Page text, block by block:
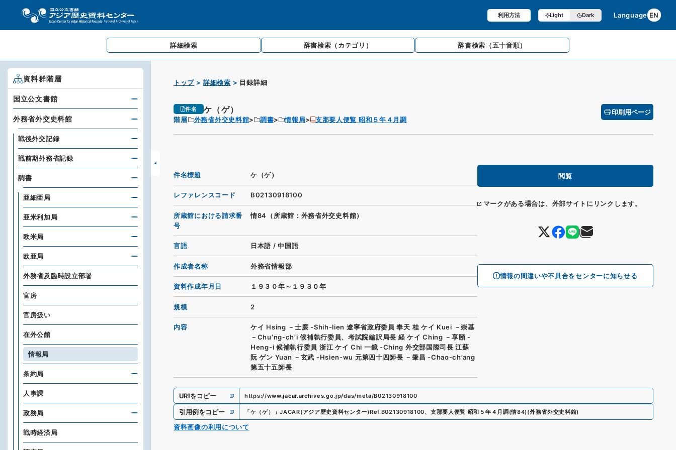
利用方法 Light Dark Language EN
詳細検索 辞書検索 （カテゴリ） 辞書検索 （五十音順）
トップ 詳細検索 目録詳細
件名 ケ（ゲ）
階層 外務省外交史料館 調書 情報局 支那要人便覧 昭和５年４月調
印刷用ページ
閲覧
マークがある場合は、外部サイトにリンクします。
情報の間違いや不具合をセンターに知らせる
件名標題 ケ（ゲ）
レファレンスコード B02130918100
所蔵館における請求番
号
情84（所蔵館：外務省外交史料館）
言語 日本語 / 中国語
作成者名称 外務省情報部
資料作成年月日 １９３０年～１９３０年
規模 2
内容
ケイ Hsing －士廉 -Shih-lien 遼寧省政府委員 奉天 桂 ケイ Kuei －崇基
－Chu’ng-ch’i 候補執行委員、考試院編訳局長 経 ケイ Ching －享頤 -
Heng-i 候補執行委員 浙江 ケイ Chi 一鏡 -Ching 外交部国際司長 江蘇
阮 ゲン Yuan －玄武 -Hsien-wu 元第四十四師長 －肇昌 -Chao-ch’ang
第五十五師長
URIをコピー https://www.jacar.archives.go.jp/das/meta/B02130918100
引用例をコピー 「ケ（ゲ） 」JACAR(アジア歴史資料センター)Ref.B02130918100、 支那要人便覧 昭和５年４月調(情84)(外務省外交史料館)
資料画像の利用について
資料群階層
国立公文書館
外務省外交史料館
戦後外交記録
戦前期外務省記録
調書
亜細亜局
亜米利加局
欧米局
欧亜局
外務省及臨時設立部署
官房
官房扱い
在外公館
情報局
条約局
人事課
政務局
戦時経済局